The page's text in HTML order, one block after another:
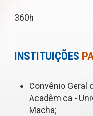
360h
INSTITUIÇÕES
Convênio Geral
Acadêmica -
Macha;